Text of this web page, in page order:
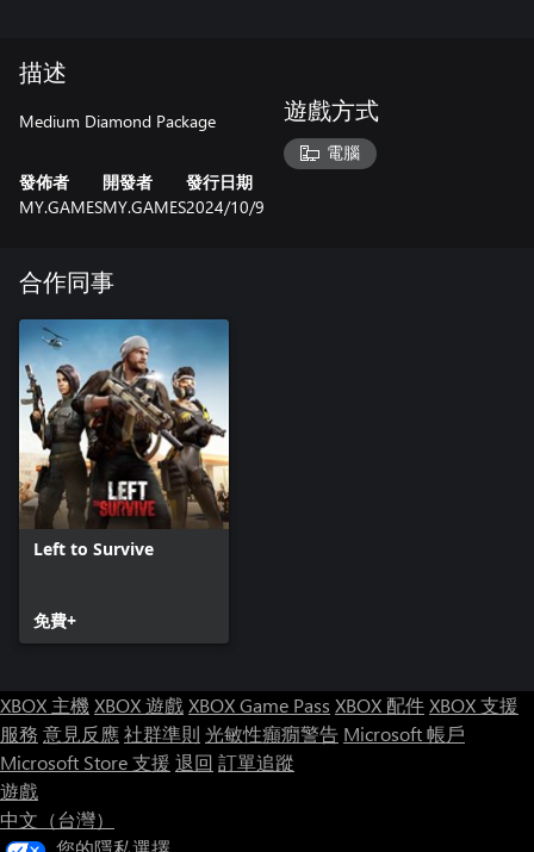
描述
Medium Diamond Package
發佈者
MY.GAMES
開發者
MY.GAMES
發行日期
2024/10/9
遊戲方式
電腦
合作同事
Left to Survive
免費+
XBOX 主機XBOX 遊戲XBOX Game Pass XBOX 配件XBOX 支援
服務 意見反應社群準則 光敏性癲癇警告 Microsoft 帳戶
Microsoft Store 支援 退回 訂單追蹤
遊戲
中文（台灣）